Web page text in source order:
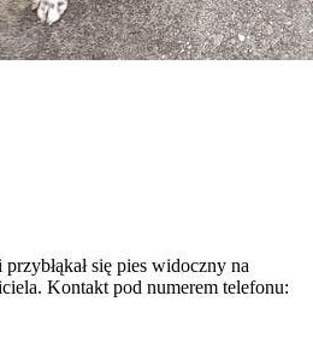
się pies widoczny na
Kontakt pod numerem telefonu: